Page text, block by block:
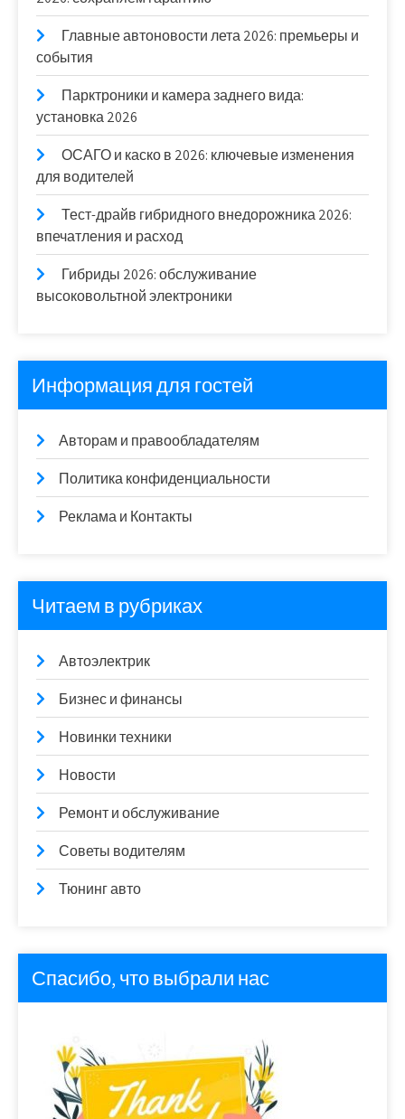
Главные автоновости лета 2026: премьеры и
события
Парктроники и камера заднего вида:
установка 2026
ОСАГО и каско в 2026: ключевые изменения
для водителей
Тест-драйв гибридного внедорожника 2026:
впечатления и расход
Гибриды 2026: обслуживание
высоковольтной электроники
Информация для гостей
Авторам и правообладателям
Политика конфиденциальности
Реклама и Контакты
Читаем в рубриках
Автоэлектрик
Бизнес и финансы
Новинки техники
Новости
Ремонт и обслуживание
Советы водителям
Тюнинг авто
Спасибо, что выбрали нас